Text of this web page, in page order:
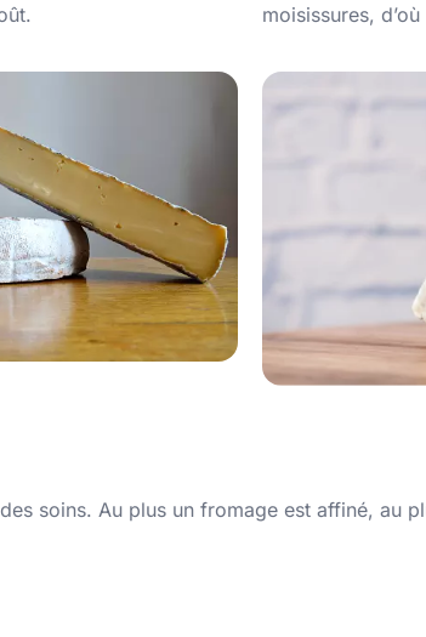
moisissures,
soins. Au plus un fromage est affiné, au